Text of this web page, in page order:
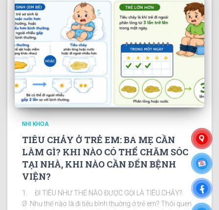
NHI KHOA
TIÊU CHẢY Ở TRẺ EM: BA MẸ CẦN
LÀM GÌ? KHI NÀO CÓ THỂ CHĂM SÓC
TẠI NHÀ, KHI NÀO CẦN ĐẾN BỆNH
VIỆN?
1. ĐI TIÊU NHƯ THẾ NÀO ĐƯỢC GỌI LÀ TIÊU CHẢY?
Ø Như thế nào là đi tiêu bình thường ở trẻ em? Thói quen